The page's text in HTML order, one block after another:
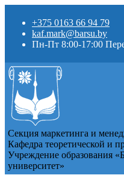
+375 0163 66 94 79
kaf.mark@barsu.by
Пн-Пт 8:00-17:00
Секция маркетинга и
Кафедра теоретической и
Учреждение образования
университет»